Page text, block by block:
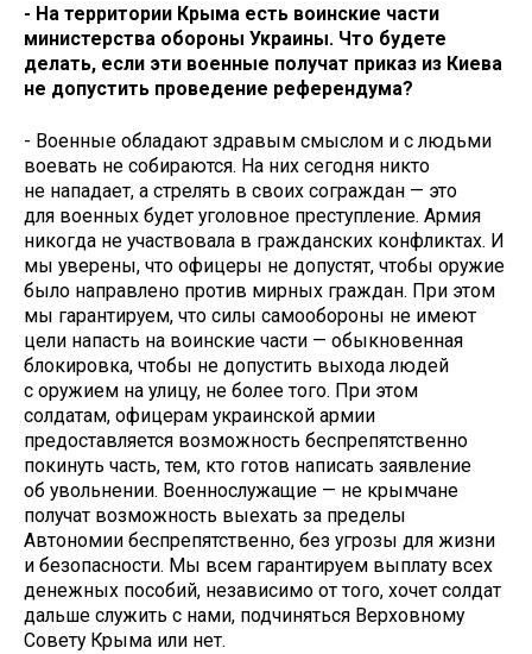
- На территории Крыма есть воинские части
министерства обороны Украины. Что будете
делать, если эти военные получат приказ из Киева
не допустить проведение референдума?
- Военные обладают здравым смыслом и с людьми
воевать не собираются. На них сегодня никто
не нападает, а стрелять в своих сограждан — это
для военных будет уголовное преступление. Армия
никогда не участвовала в гражданских конфликтах. И
мы уверены, что офицеры не допустят, чтобы оружие
было направлено против мирных граждан. При этом
мы гарантируем, что силы самообороны не имеют
цели напасть на воинские части — обыкновенная
блокировка, чтобы не допустить выхода людей
с оружием на улицу, не более того. При этом
солдатам, офицерам украинской армии
предоставляется возможность беспрепятственно
покинуть часть, тем, кто готов написать заявление
об увольнении. Военнослужащие — не крымчане
получат возможность выехать за пределы
Автономии беспрепятственно, без угрозы для жизни
и безопасности. Мы всем гарантируем выплату всех
денежных пособий, независимо от того, хочет солдат
дальше служить с нами, подчиняться Верховному
Совету Крыма или нет.